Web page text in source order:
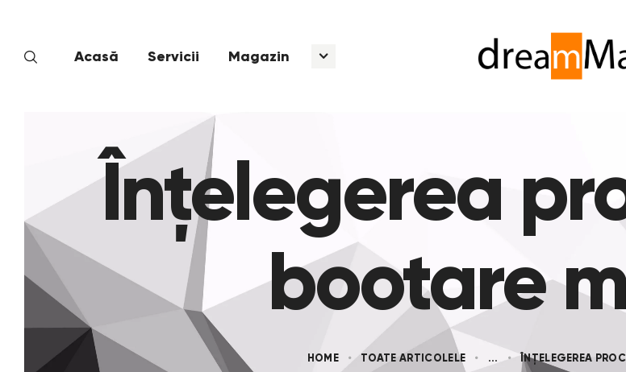
Acasă Servicii Magazin
Înțelegerea
bootare
HOME TOATE ARTICOLELE ... ÎNȚELEGEREA